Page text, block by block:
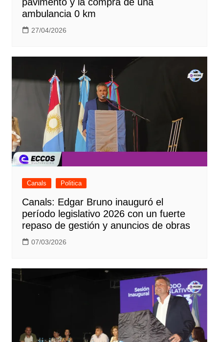
ambulancia 0 km
27/04/2026
Canals Politica
Canals: Edgar Bruno inauguró el
período legislativo 2026 con un fuerte
repaso de gestión y anuncios de obras
07/03/2026